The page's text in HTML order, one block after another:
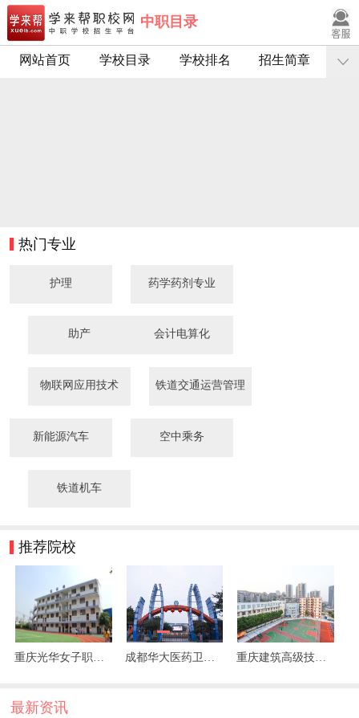
中职目录
网站首页 学校目录 学校排名 招生简章
热门专业
护理 药学药剂专业
助产 会计电算化
物联网应用技术 铁道交通运营管理
新能源汽车 空中乘务
铁道机车
推荐院校
重庆建筑高级技工学校
最新资讯